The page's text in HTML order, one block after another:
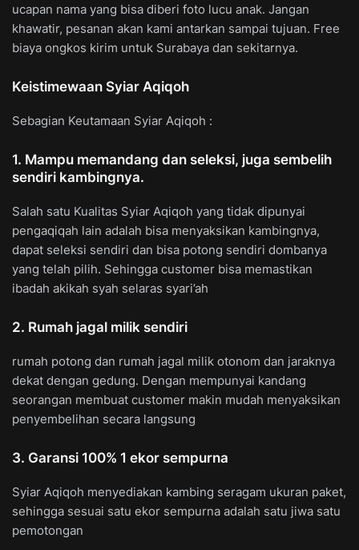
ucapan nama yang bisa diberi foto lucu anak. Jangan
khawatir, pesanan akan kami antarkan sampai tujuan. Free
biaya ongkos kirim untuk Surabaya dan sekitarnya.
Keistimewaan Syiar Aqiqoh
Sebagian Keutamaan Syiar Aqiqoh :
1. Mampu memandang dan seleksi, juga sembelih
sendiri kambingnya.
Salah satu Kualitas Syiar Aqiqoh yang tidak dipunyai
pengaqiqah lain adalah bisa menyaksikan kambingnya,
dapat seleksi sendiri dan bisa potong sendiri dombanya
yang telah pilih. Sehingga customer bisa memastikan
ibadah akikah syah selaras syari’ah
2. Rumah jagal milik sendiri
rumah potong dan rumah jagal milik otonom dan jaraknya
dekat dengan gedung. Dengan mempunyai kandang
seorangan membuat customer makin mudah menyaksikan
penyembelihan secara langsung
3. Garansi 100% 1 ekor sempurna
Syiar Aqiqoh menyediakan kambing seragam ukuran paket,
sehingga sesuai satu ekor sempurna adalah satu jiwa satu
pemotongan